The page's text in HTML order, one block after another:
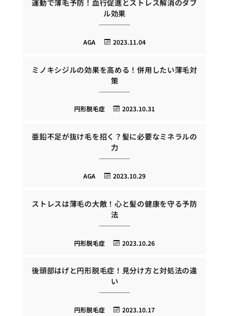
運動で薄毛予防！血行促進とストレス解消のダブ
ル効果
2023.11.04
AGA
ミノキシジルの効果を高める！併用したい薄毛対
策
2023.10.31
円形脱毛症
亜鉛不足が抜け毛を招く？髪に必要なミネラルの
力
2023.10.29
AGA
ストレスは薄毛の大敵！心と髪の健康を守る予防
法
2023.10.26
円形脱毛症
後頭部はげと円形脱毛症！見分け方と対処法の違
い
2023.10.17
円形脱毛症